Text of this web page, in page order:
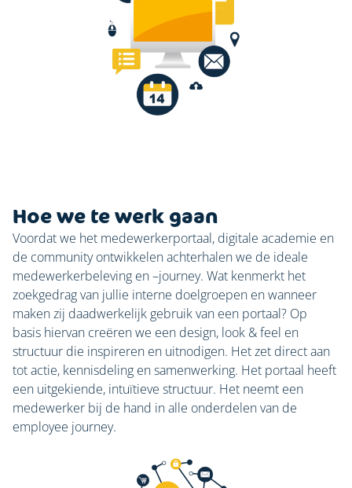
Hoe we te werk gaan
Voordat we het medewerkerportaal, digitale academie en
de community ontwikkelen achterhalen we de ideale
medewerkerbeleving en –journey. Wat kenmerkt het
zoekgedrag van jullie interne doelgroepen en wanneer
maken zij daadwerkelijk gebruik van een portaal? Op
basis hiervan creëren we een design, look & feel en
structuur die inspireren en uitnodigen. Het zet direct aan
tot actie, kennisdeling en samenwerking. Het portaal heeft
een uitgekiende, intuïtieve structuur. Het neemt een
medewerker bij de hand in alle onderdelen van de
employee journey.